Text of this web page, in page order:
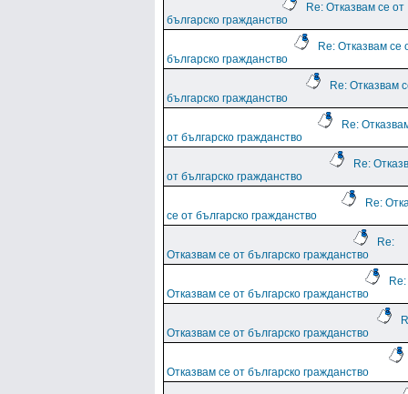
Re: Отказвам се от
българско гражданство
Re: Отказвам се
българско гражданство
Re: Отказвам
българско гражданство
Re:
от българско гражданство
Re:
от българско гражданство
Re:
се от българско гражданство
Re:
Отказвам се от българско гражданство
Re:
Отказвам се от българско гражданство
Отказвам се от българско гражданство
Отказвам се от българско гражданство